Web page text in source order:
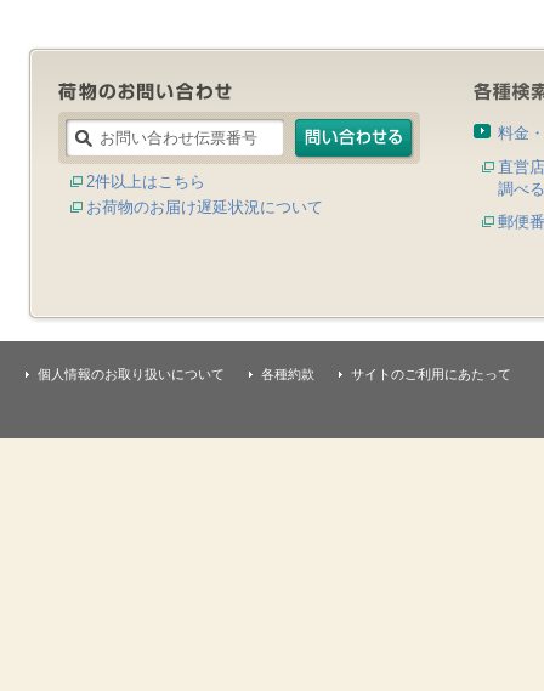
2件以上はこちら
お荷物のお届け遅延状況について
料金
直営
調べる
郵便
個人情報のお取り扱いについて 各種約款 サイトのご利用にあたって